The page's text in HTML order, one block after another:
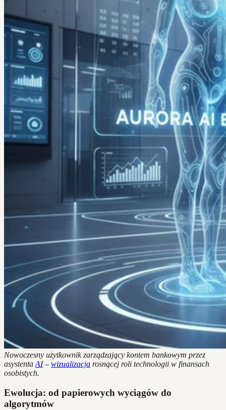
Nowoczesny użytkownik zarządzający kontem bankowym przez
asystenta AI– wizualizacja rosnącej roli technologii w finansach
osobistych.
Ewolucja: od papierowych wyciągów do
algorytmów